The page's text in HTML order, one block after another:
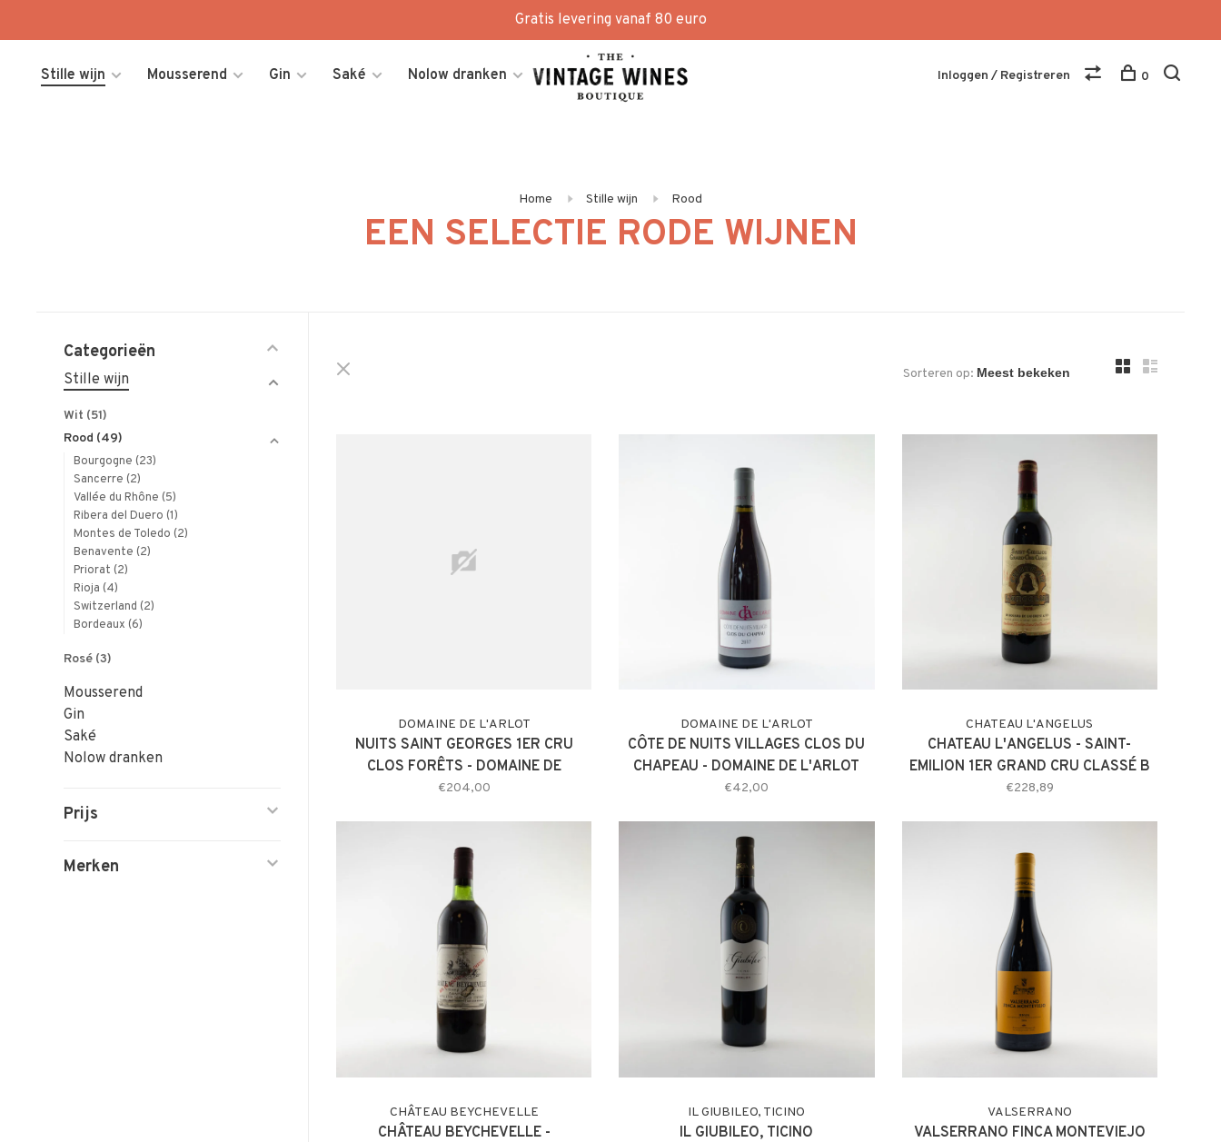
Gratis levering vanaf 80 euro
Stille wijn Mousserend Gin Saké Nolow dranken Inloggen / Registreren 0
Home Stille wijn Rood
EEN SELECTIE RODE WIJNEN
Categorieën
Stille wijn
Wit (51)
Rood (49)
Bourgogne (23)
Sancerre (2)
Vallée du Rhône (5)
Ribera del Duero (1)
Montes de Toledo (2)
Benavente (2)
Priorat (2)
Rioja (4)
Switzerland (2)
Bordeaux (6)
Rosé (3)
Mousserend
Gin
Saké
Nolow dranken
Prijs
Merken
Sorteren op:
DOMAINE DE L'ARLOT
NUITS SAINT GEORGES 1ER CRU
CLOS FORÊTS - DOMAINE DE
L'ARLOT - MAGNUM 2017
€204,00
DOMAINE DE L'ARLOT
CÔTE DE NUITS VILLAGES CLOS DU
CHAPEAU - DOMAINE DE L'ARLOT
2017
€42,00
CHATEAU L'ANGELUS
CHATEAU L'ANGELUS - SAINT-
EMILION 1ER GRAND CRU CLASSÉ B
1978
€228,89
CHÂTEAU BEYCHEVELLE
CHÂTEAU BEYCHEVELLE -
IL GIUBILEO, TICINO
IL GIUBILEO, TICINO
VALSERRANO
VALSERRANO FINCA MONTEVIEJO